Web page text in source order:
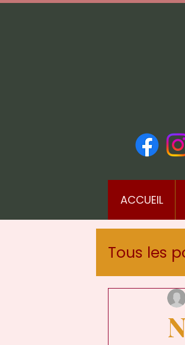
ACCUEIL
Tous les